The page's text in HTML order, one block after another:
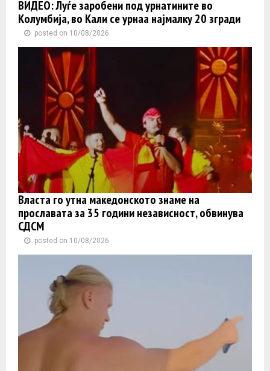
ВИДЕО: Луѓе заробени под урнатините во
Колумбија, во Кали се урнаа најмалку 20 згради
posted on 10/08/2026
Власта го утна македонското знаме на
прославата за 35 години независност, обвинува
СДСМ
posted on 10/08/2026